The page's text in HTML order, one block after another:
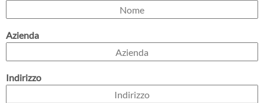
Azienda
Indirizzo